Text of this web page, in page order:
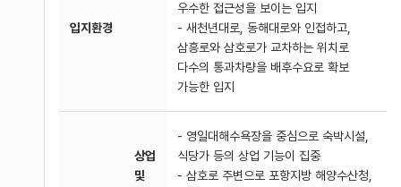
입지환경
우수한 접근성을 보이는 입지
- 새천년대로, 동해대로와 인접하고,
삼흥로와 삼호로가 교차하는 위치로
다수의 통과차량을 배후수요로 확보
가능한 입지
상업
및
- 영일대해수욕장을 중심으로 숙박시설,
식당가 등의 상업 기능이 집중
- 삼호로 주변으로 포항지방 해양수산청,